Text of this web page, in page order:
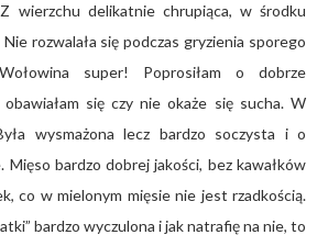
Z wierzchu delikatnie chrupiąca, w środku
rozwalała się podczas gryzienia sporego
super! Poprosiłam o dobrze
się czy nie okaże się sucha. W
wysmażona lecz bardzo soczysta i o
bardzo dobrej jakości, bez kawałków
co w mielonym mięsie nie jest rzadkością.
bardzo wyczulona i jak natrafię na nie, to